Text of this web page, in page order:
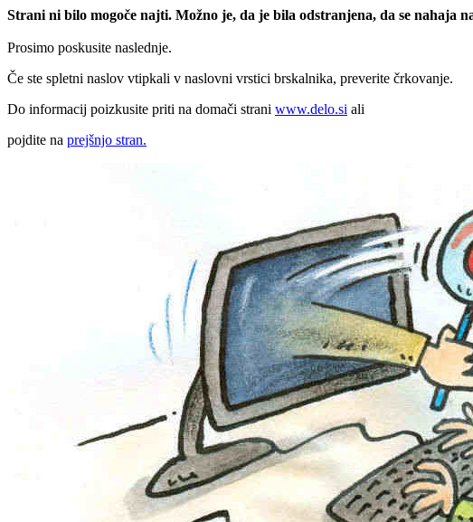
Strani ni bilo mogoče najti. Možno je, da je bila odstranjena, da se nahaja
Prosimo poskusite naslednje.
Če ste spletni naslov vtipkali v naslovni vrstici brskalnika, preverite črkovanje.
Do informacij poizkusite priti na domači strani www.delo.si ali
pojdite na prejšnjo stran.